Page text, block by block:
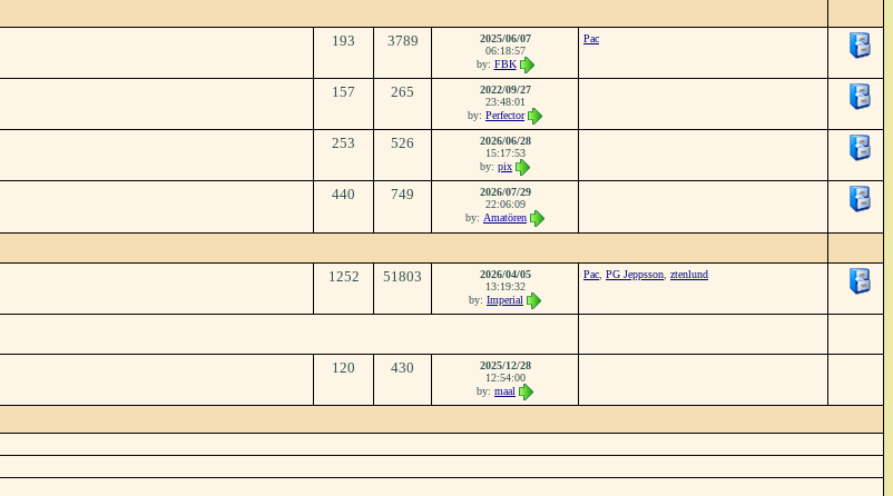
193 3789
2025/06/07
06:18:57
by: FBK
Pac
157 265
2022/09/27
23:48:01
by: Perfector
253 526
2026/06/28
15:17:53
by: pix
440 749
2026/07/29
22:06:09
by: Amatören
1252 51803
2026/04/05
13:19:32
by: Imperial
Pac PG Jeppsson ztenlund
120 430
2025/12/28
12:54:00
by: maal